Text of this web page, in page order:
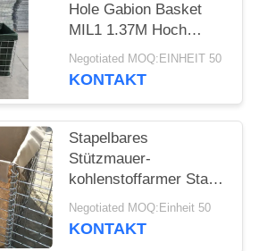
Hole Gabion Basket
MIL1 1.37M Hoch
Hesco Barriere
geschweißte Gabion
Negotiated MOQ:EINHEIT 50
KONTAKT
Stapelbares
Stützmauer-
kohlenstoffarmer Stahl-
Eisen-Draht-Material
Flut Contro
Negotiated MOQ:Einheit 50
KONTAKT